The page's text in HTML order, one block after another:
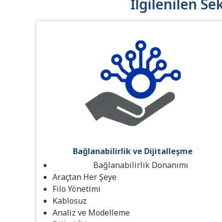
İlgilenilen
Bağlanabilirlik ve Dijitalleşme
Bağlanabilirlik Donanımı
Araçtan Her Şeye
Filo Yönetimi
Kablosuz
Analiz ve Modelleme